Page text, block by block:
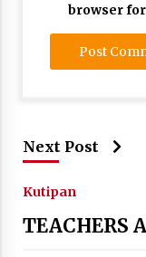
browser
Next Post
Kutipan
TEACHERS